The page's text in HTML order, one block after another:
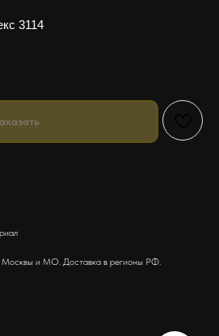
3114
Москвы и МО. Доставка в регионы РФ.